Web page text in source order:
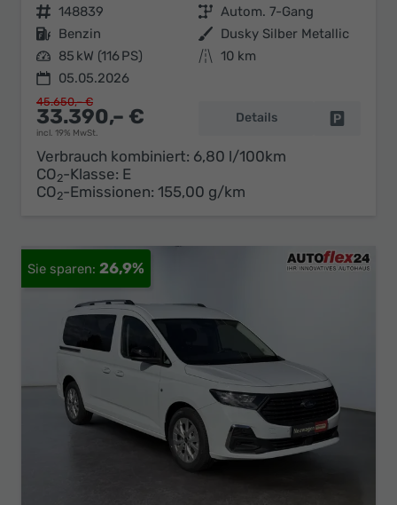
Fahrzeugnr. 148839 Getriebe Autom. 7-Gang
Kraftstoff Benzin Außenfarbe Dusky Silber Metallic
Leistung 85 kW (116 PS) Kilometerstand 10 km
05.05.2026
33.390,– €
incl. 19% MwSt.
45.650,– €
Details
Verbrauch kombiniert: 6,80 l/100km
CO2-Klasse: E
CO2-Emissionen: 155,00 g/km
26,9%